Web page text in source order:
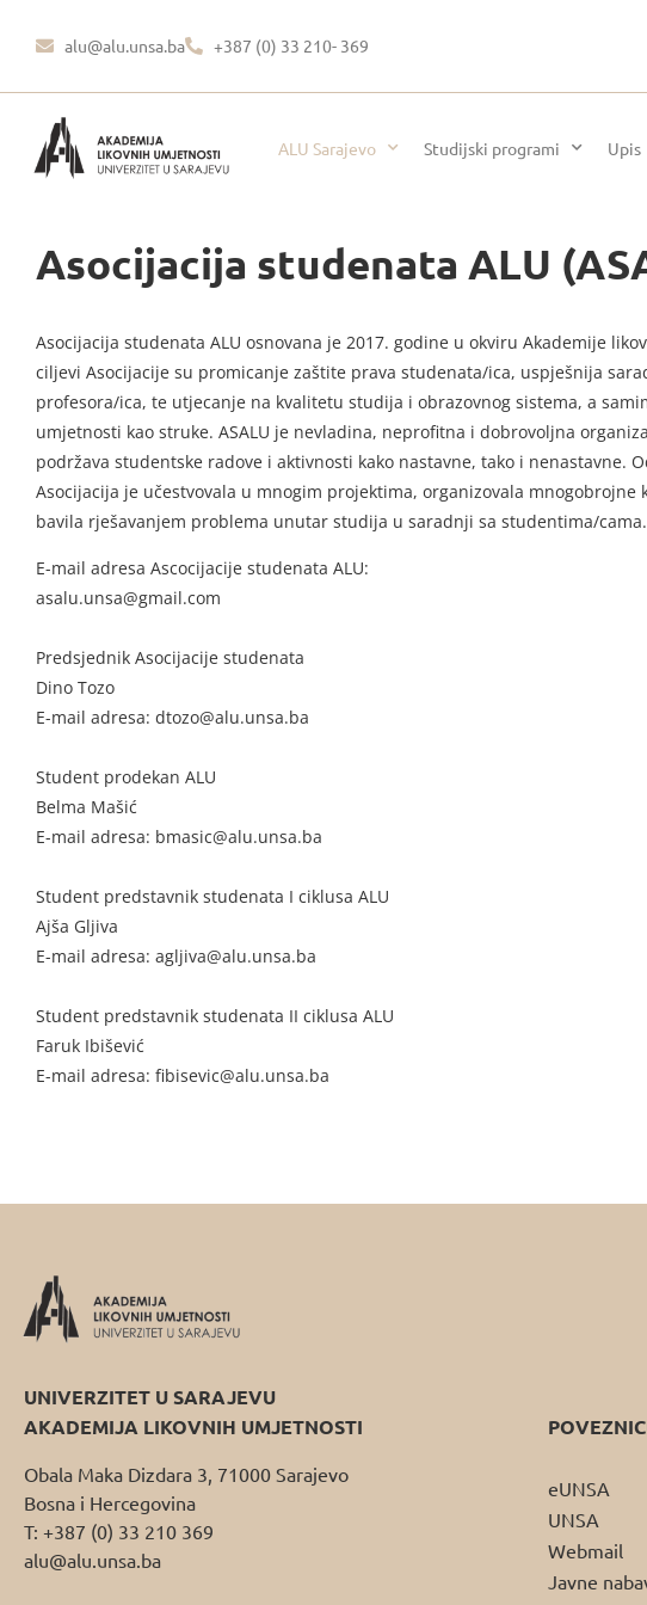
alu@alu.unsa.ba +387 (0) 33 210- 369
ALU Sarajevo Studijski programi Upis
Asocijacija studenata ALU
Asocijacija studenata ALU osnovana je 2017. godine u okviru Akademije
ciljevi Asocijacije su promicanje zaštite prava studenata/ica, uspješnija
profesora/ica, te utjecanje na kvalitetu studija i obrazovnog sistema, a
umjetnosti kao struke. ASALU je nevladina, neprofitna i dobrovoljna
podržava studentske radove i aktivnosti kako nastavne, tako i nenastavne.
Asocijacija je učestvovala u mnogim projektima, organizovala mnogobrojne
bavila rješavanjem problema unutar studija u saradnji sa studentima/cama.
E-mail adresa Ascocijacije studenata ALU:
asalu.unsa@gmail.com
Predsjednik Asocijacije studenata
Dino Tozo
E-mail adresa: dtozo@alu.unsa.ba
Student prodekan ALU
Belma Mašić
E-mail adresa: bmasic@alu.unsa.ba
Student predstavnik studenata I ciklusa ALU
Ajša Gljiva
E-mail adresa: agljiva@alu.unsa.ba
Student predstavnik studenata II ciklusa ALU
Faruk Ibišević
E-mail adresa: fibisevic@alu.unsa.ba
UNIVERZITET U SARAJEVU
AKADEMIJA LIKOVNIH UMJETNOSTI
Obala Maka Dizdara 3, 71000 Sarajevo
Bosna i Hercegovina
T: +387 (0) 33 210 369
alu@alu.unsa.ba
eUNSA
UNSA
Webmail
Javne